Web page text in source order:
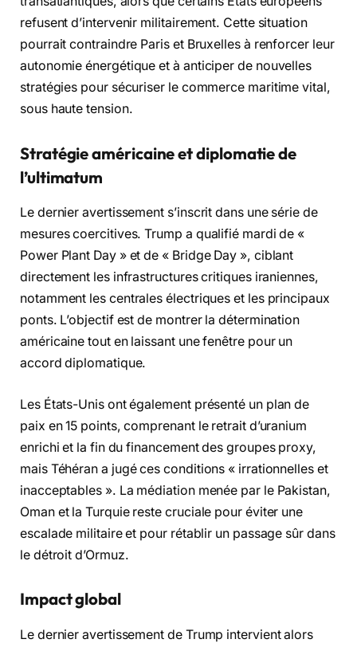
refusent d’intervenir militairement. Cette situation
pourrait contraindre Paris et Bruxelles à renforcer leur
autonomie énergétique et à anticiper de nouvelles
stratégies pour sécuriser le commerce maritime vital,
sous haute tension.
Stratégie américaine et diplomatie de
l’ultimatum
Le dernier avertissement s’inscrit dans une série de
mesures coercitives. Trump a qualifié mardi de «
Power Plant Day » et de « Bridge Day », ciblant
directement les infrastructures critiques iraniennes,
notamment les centrales électriques et les principaux
ponts. L’objectif est de montrer la détermination
américaine tout en laissant une fenêtre pour un
accord diplomatique.
Les États-Unis ont également présenté un plan de
paix en 15 points, comprenant le retrait d’uranium
enrichi et la fin du financement des groupes proxy,
mais Téhéran a jugé ces conditions « irrationnelles et
inacceptables ». La médiation menée par le Pakistan,
Oman et la Turquie reste cruciale pour éviter une
escalade militaire et pour rétablir un passage sûr dans
le détroit d’Ormuz.
Impact global
Le dernier avertissement de Trump intervient alors